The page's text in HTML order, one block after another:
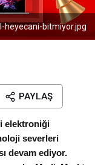
bitmiyor.jpg
PAYLAŞ
elektroniği
severleri
devam ediyor.